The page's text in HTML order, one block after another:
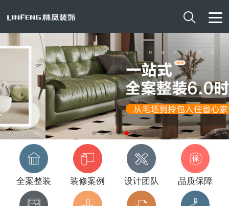

全案整装 装修案例 设计团队 品质保障